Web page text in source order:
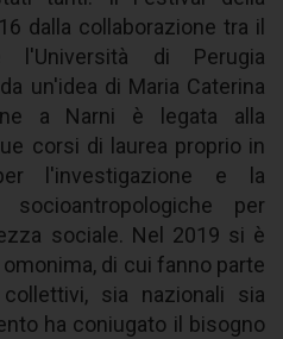
dalla collaborazione tra il
di Perugia
un'idea di Maria Caterina
a Narni è legata alla
corsi di laurea proprio in
l'investigazione e la
per
sociale. Nel 2019 si è
di cui fanno parte
sia nazionali sia
ha coniugato il bisogno